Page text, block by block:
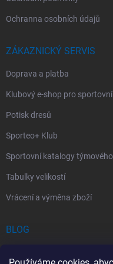
Ochranna osobních údajů
ZÁKAZNICKÝ SERVIS
Doprava a platba
Klubový e-shop pro
Potisk dresů
Sporteo+ Klub
Sportovní katalogy
Tabulky velikostí
Vrácení a výměna zboží
BLOG